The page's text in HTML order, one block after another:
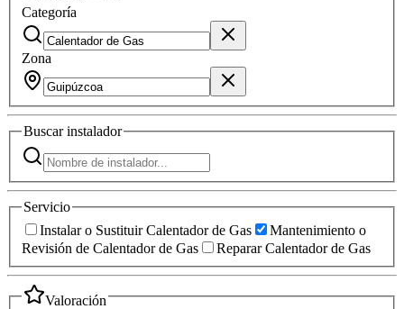
Categoría
Zona
Buscarinstalador
Servicio
Instalar o Sustituir Calentador de Gas
Mantenimiento o
Revisión de Calentador de Gas
Reparar Calentador de Gas
Valoración